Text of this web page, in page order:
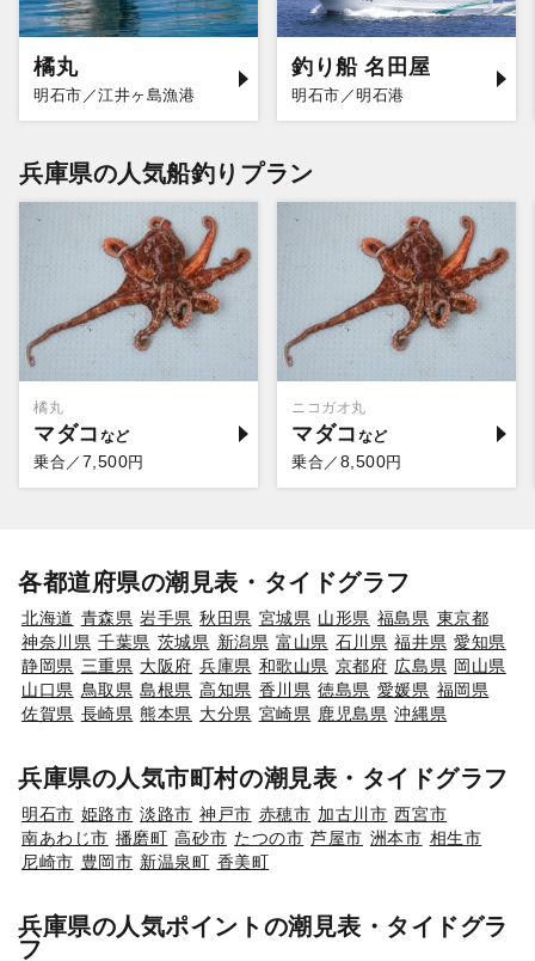
橘丸
明石市／江井ヶ島漁港
釣り船 名田屋
明石市／明石港
兵庫県の人気船釣りプラン
橘丸
マダコ
乗合／ 7,500円
ニコガオ丸
マダコ
乗合／ 8,500円
各都道府県の潮見表・タイドグラフ
北海道 青森県 岩手県 秋田県 宮城県 山形県 福島県 東京都
神奈川県 千葉県 茨城県 新潟県 富山県 石川県 福井県 愛知県
静岡県 三重県 大阪府 兵庫県 和歌山県 京都府 広島県 岡山県
山口県 鳥取県 島根県 高知県 香川県 徳島県 愛媛県 福岡県
佐賀県 長崎県 熊本県 大分県 宮崎県 鹿児島県 沖縄県
兵庫県の人気市町村の潮見表・タイドグラフ
明石市 姫路市 淡路市 神戸市 赤穂市 加古川市 西宮市
南あわじ市 播磨町 高砂市 たつの市 芦屋市 洲本市 相生市
尼崎市 豊岡市 新温泉町 香美町
兵庫県の人気ポイントの潮見表・タイドグラ
フ